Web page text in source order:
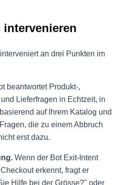
intervenieren
an drei Punkten im
beantwortet Produkt-,
Lieferfragen in Echtzeit, in
auf Ihrem Katalog und
die zu einem Abbruch
erst dazu.
Wenn der Bot Exit-Intent
erkennt, fragt er
Hilfe bei der Grösse?" oder